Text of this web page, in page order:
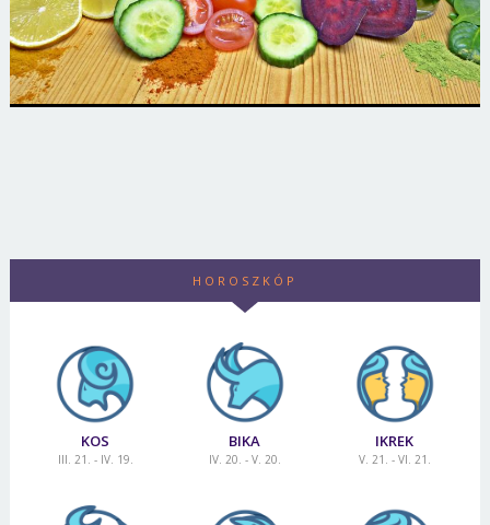
HOROSZKÓP
KOS
III. 21. - IV. 19.
BIKA
IV. 20. - V. 20.
IKREK
V. 21. - VI. 21.